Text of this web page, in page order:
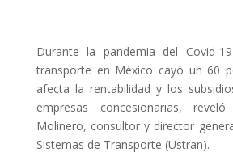
Durante la pandemia del Covid-
transporte en México cayó un 60
afecta la rentabilidad y los
empresas concesionarias,
Molinero, consultor y director
Sistemas de Transporte (Ustran).